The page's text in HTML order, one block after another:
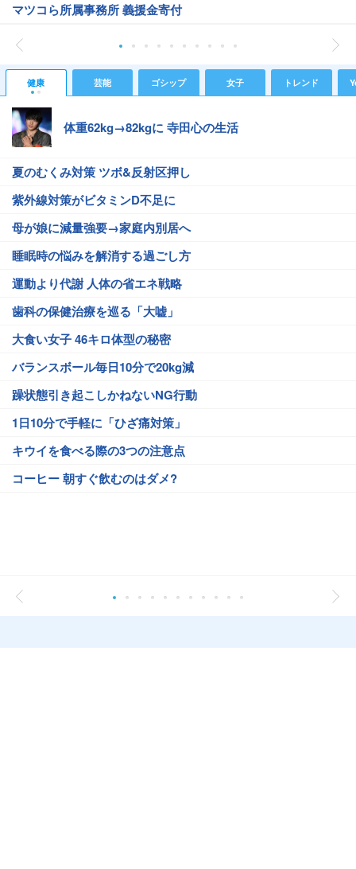
マツコら所属事務所 義援金寄付
健康 芸能 ゴシップ 女子 トレンド
体重62kg→82kgに 寺田心の生活
夏のむくみ対策 ツボ&反射区押し
紫外線対策がビタミンD不足に
母が娘に減量強要→家庭内別居へ
睡眠時の悩みを解消する過ごし方
運動より代謝 人体の省エネ戦略
歯科の保健治療を巡る「大嘘」
大食い女子 46キロ体型の秘密
バランスボール毎日10分で20kg減
躁状態引き起こしかねないNG行動
1日10分で手軽に「ひざ痛対策」
キウイを食べる際の3つの注意点
コーヒー 朝すぐ飲むのはダメ?